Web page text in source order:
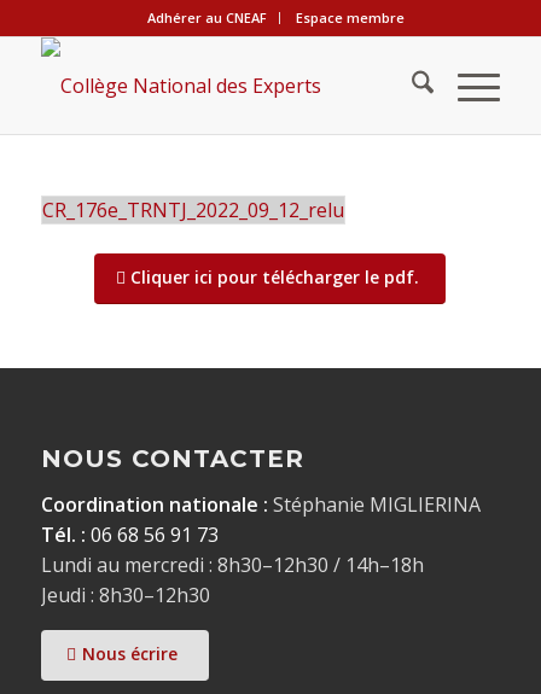
Adhérer au CNEAF Espace membre
CR_176e_TRNTJ_2022_09_12_relu
Cliquer ici pour télécharger le pdf.
NOUS CONTACTER
Coordination nationale : Stéphanie MIGLIERINA
Tél. : 06 68 56 91 73
Lundi au mercredi : 8h30–12h30 / 14h–18h
Jeudi : 8h30–12h30
Nous écrire